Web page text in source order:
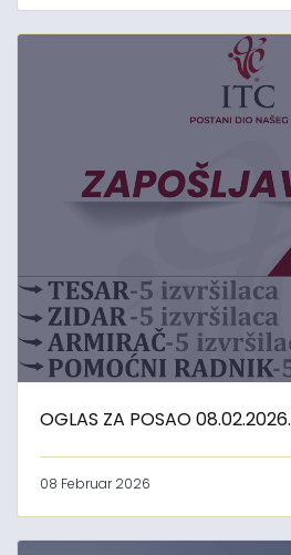
OGLAS ZA POSAO 08.02.2026.
08 Februar 2026